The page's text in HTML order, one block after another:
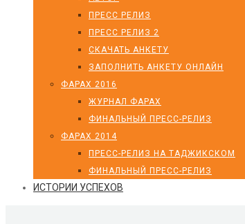
ПРЕСС РЕЛИЗ
ПРЕСС РЕЛИЗ 2
СКАЧАТЬ АНКЕТУ
ЗАПОЛНИТЬ АНКЕТУ ОНЛАЙН
ФАРАХ 2016
ЖУРНАЛ ФАРАХ
ФИНАЛЬНЫЙ ПРЕСС-РЕЛИЗ
ФАРАХ 2014
ПРЕСС-РЕЛИЗ НА ТАДЖИКСКОМ
ФИНАЛЬНЫЙ ПРЕСС-РЕЛИЗ
ИСТОРИИ УСПЕХОВ